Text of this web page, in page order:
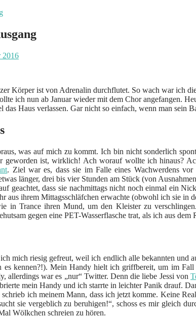
2016
Körper ist von Adrenalin durchflutet. So wach war ich
ich nun ab Januar wieder mit dem Chor angefangen.
das Haus verlassen. Gar nicht so einfach, wenn man sein
was auf mich zu kommt. Ich bin nicht sonderlich
geworden ist, wirklich! Ach worauf wollte ich hinaus?
. Ziel war es, dass sie im Falle eines Wachwerdens
länger, drei bis vier Stunden am Stück (von
geachtet, dass sie nachmittags nicht noch einmal ein
aus ihrem Mittagsschläfchen erwachte (obwohl ich sie
in Trance ihren Mund, um den Kleister zu
gegen eine PET-Wasserflasche trat, als ich aus
mich riesig gefreut, weil ich endlich alle bekannten und
es kennen?!). Mein Handy hielt ich griffbereit, um im
allerdings war es „nur“ Twitter. Denn die liebe Jessi von
mein Handy und ich starrte in leichter Panik drauf.
ich meinem Mann, dass ich jetzt komme. Keine
sie vergeblich zu beruhigen!“, schoss es mir gleich
Wölkchen schreien zu hören.